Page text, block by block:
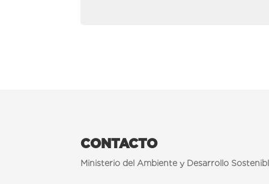
CONTACTO
Ministerio del Ambiente y Desarrollo